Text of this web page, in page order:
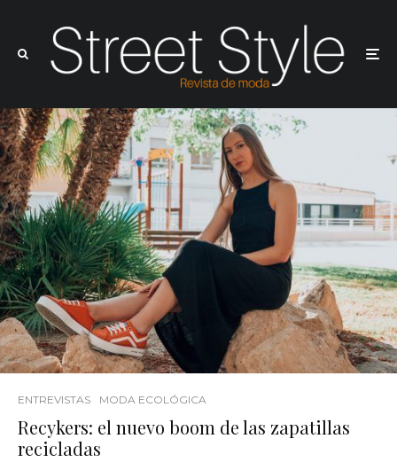
ENTREVISTAS MODA ECOLÓGICA
Recykers: el nuevo boom de las zapatillas
recicladas